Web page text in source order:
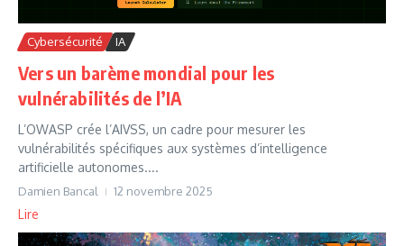
Cybersécurité IA
Vers un barème mondial pour les
vulnérabilités de l’IA
L’OWASP crée l’AIVSS, un cadre pour mesurer les
vulnérabilités spécifiques aux systèmes d’intelligence
artificielle autonomes....
Damien Bancal 12 novembre 2025
Lire